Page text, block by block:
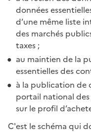
données
d’une même liste
des marchés
taxes ;
au maintien de la
essentielles des
à la publication de
portail national
sur le profil
C'est le schéma qui